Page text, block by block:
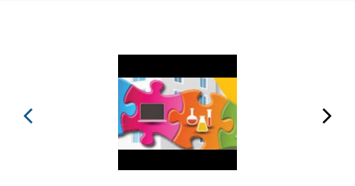
prev next